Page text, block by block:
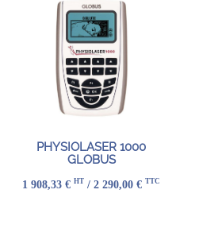
PHYSIOLASER 1000
GLOBUS
1 908,33 € HT / 2 290,00 € TTC